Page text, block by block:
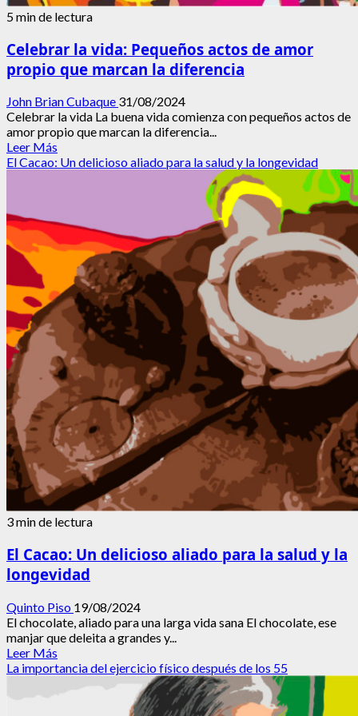
5 min de lectura
Celebrar la vida: Pequeños actos de amor
propio que marcan la diferencia
John Brian Cubaque 31/08/2024
Celebrar la vida La buena vida comienza con pequeños actos de
amor propio que marcan la diferencia...
Leer Más
más
la
Pequeños
actos
de
amor
propio
que
marcan
la
diferencia
El Cacao: Un delicioso aliado para la salud y la longevidad
3 min de lectura
El Cacao: Un delicioso aliado para la salud y la
longevidad
Quinto Piso 19/08/2024
El chocolate, aliado para una larga vida sana El chocolate, ese
manjar que deleita a grandes y...
Leer Más
más
La importancia del ejercicio físico después de los 55